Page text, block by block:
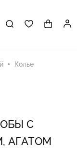
Колье
С
АГАТОМ